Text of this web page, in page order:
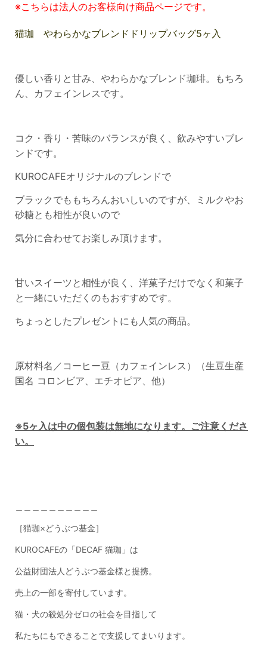
※こちらは法人のお客様向け商品ページです。
猫珈 やわらかなブレンドドリップバッグ5ヶ入
優しい香りと甘み、やわらかなブレンド珈琲。もちろ
ん、カフェインレスです。
コク・香り・苦味のバランスが良く、飲みやすいブレ
ンドです。
KUROCAFEオリジナルのブレンドで
ブラックでももちろんおいしいのですが、ミルクやお
砂糖とも相性が良いので
気分に合わせてお楽しみ頂けます。
甘いスイーツと相性が良く、洋菓子だけでなく和菓子
と一緒にいただくのもおすすめです。
ちょっとしたプレゼントにも人気の商品。
原材料名／コーヒー豆（カフェインレス）（生豆生産
国名 コロンビア、エチオピア、他）
※5ヶ入は中の個包装は無地になります。ご注意くださ
い。
［猫珈×どうぶつ基金］
KUROCAFEの「DECAF 猫珈」は
公益財団法人どうぶつ基金様と提携。
売上の一部を寄付しています。
猫・犬の殺処分ゼロの社会を目指して
私たちにもできることで支援してまいります。